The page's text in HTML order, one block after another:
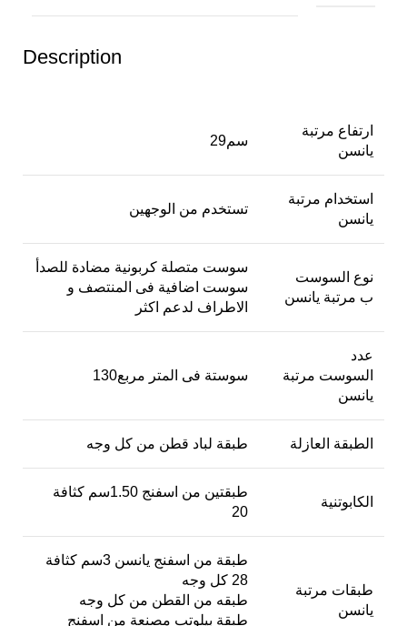
Description
29سم
ارتفاع مرتبة
يانسن
تستخدم من الوجهين
استخدام مرتبة
يانسن
سوست متصلة كربونية مضادة للصدأ
سوست اضافية فى المنتصف و
الاطراف لدعم اكثر
نوع السوست
ب مرتبة يانسن
130سوستة فى المتر مربع
السوست مرتبة
يانسن
طبقة لباد قطن من كل وجه الطبقة العازلة
طبقتين من اسفنج 1.50سم كثافة
20
الكابوتنية
طبقة من اسفنج يانسن 3سم كثافة
28 كل وجه
طبقه من القطن من كل وجه
طبقة بيلوتب مصنعة من اسفنج
طبقات مرتبة
يانسن